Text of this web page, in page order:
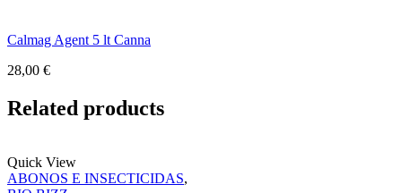
Calmag Agent 5 lt Canna
28,00 €
Related products
Quick View
ABONOS E INSECTICIDAS,